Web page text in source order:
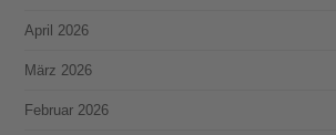
April 2026
März 2026
Februar 2026